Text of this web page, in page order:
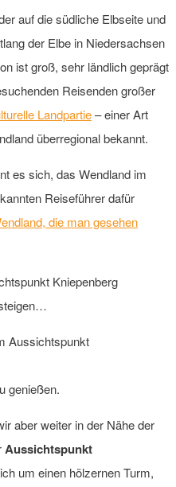
auf die südliche Elbseite und
der Elbe in Niedersachsen
ist groß, sehr ländlich geprägt
Reisenden großer
Landpartie– einer Art
überregional bekannt.
es sich, das Wendland im
Reiseführer dafür
die man gesehen
genießen.
aber weiter in der Nähe der
Aussichtspunkt
um einen hölzernen Turm,